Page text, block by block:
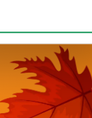
and plenty